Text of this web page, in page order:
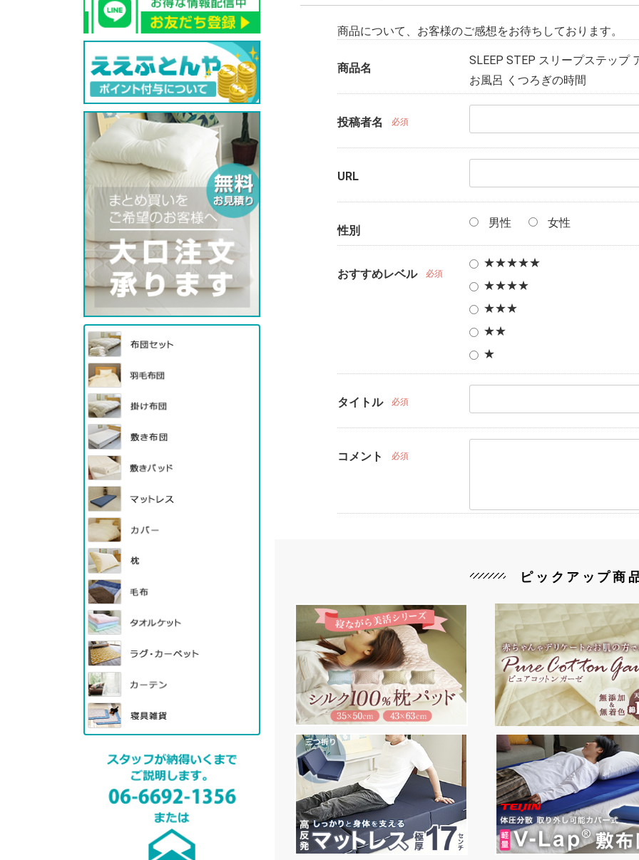
商品について、お客様のご感想をお待ちしております。
商品名
SLEEP STEP スリープステップ
お風呂 くつろぎの時間
投稿者名 必須
URL
性別
男性 女性
おすすめレベル 必須
★★★★★
★★★★
★★★
★★
★
タイトル 必須
コメント 必須
ピックアップ商